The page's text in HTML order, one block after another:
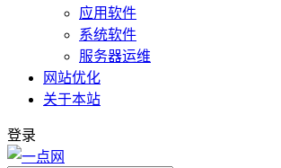
应用软件
系统软件
服务器运维
网站优化
关于本站
登录